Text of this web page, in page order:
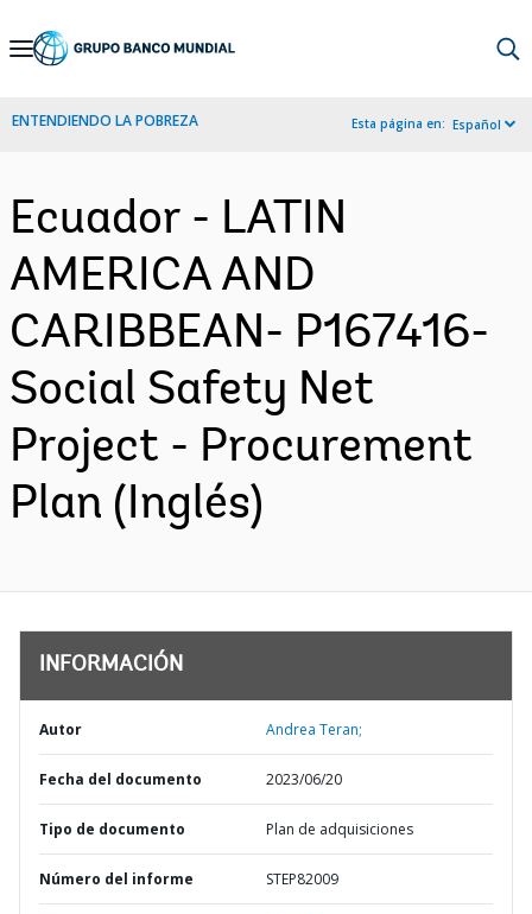
Skip
Navigation
ENTENDIENDO LA POBREZA Esta página en: Español
Ecuador - LATIN
AMERICA AND
CARIBBEAN- P167416-
Social Safety Net
Project - Procurement
Plan (Inglés)
INFORMACIÓN
Autor Andrea Teran;
Fecha del documento 2023/06/20
Tipo de documento Plan de adquisiciones
Número del informe STEP82009